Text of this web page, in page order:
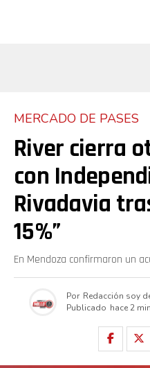
MERCADO DE PASES
River cierra
con
Rivadavia
15%”
En Mendoza confirmaron un
Por Redacción soy
Publicado hace 2